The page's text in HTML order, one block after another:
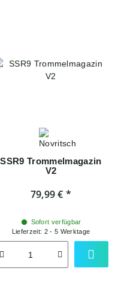
SSR9 Trommelmagazin
V2
79,99 €*
Sofort verfügbar
Lieferzeit: 2 - 5 Werktage